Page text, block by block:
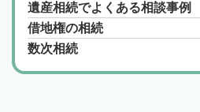
遺産相続でよくある相談事例
借地権の相続
数次相続